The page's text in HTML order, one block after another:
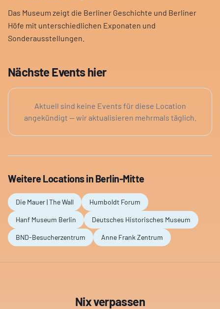
Das Museum zeigt die Berliner Geschichte und Berliner
Höfe mit unterschiedlichen Exponaten und
Sonderausstellungen.
Nächste Events hier
Aktuell sind keine Events für diese Location
angekündigt — wir aktualisieren mehrmals täglich.
Weitere Locations in Berlin-Mitte
Die Mauer | The Wall Humboldt Forum
Hanf Museum Berlin Deutsches Historisches Museum
BND-Besucherzentrum Anne Frank Zentrum
Nix verpassen